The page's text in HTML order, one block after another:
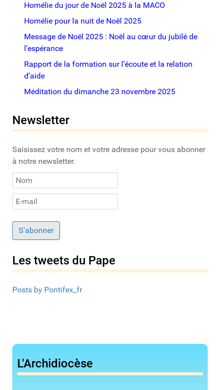
Homélie du jour de Noël 2025 à la MACO
Homélie pour la nuit de Noël 2025
Message de Noël 2025 : Noël au cœur du jubilé de
l’espérance
Rapport de la formation sur l’écoute et la relation
d’aide
Méditation du dimanche 23 novembre 2025
Newsletter
Saisissez votre nom et votre adresse pour vous abonner
à notre newsletter.
S'abonner
Les tweets du Pape
Posts by Pontifex_fr
L'Archidiocèse